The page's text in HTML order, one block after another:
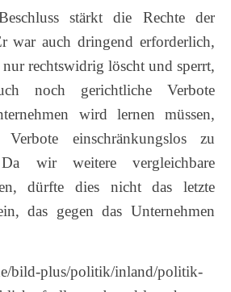
stärkt die Rechte der
war auch dringend erforderlich,
rechtswidrig löscht und sperrt,
noch gerichtliche Verbote
wird lernen müssen,
einschränkungslos zu
wir weitere vergleichbare
dürfte dies nicht das letzte
das gegen das Unternehmen
bild-plus/politik/inland/politik-